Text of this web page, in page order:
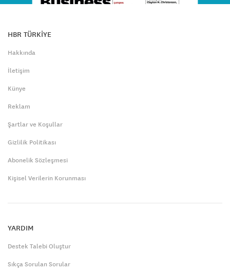
HBR TÜRKİYE
Hakkında
İletişim
Künye
Reklam
Şartlar ve Koşullar
Gizlilik Politikası
Abonelik Sözleşmesi
Kişisel Verilerin Korunması
YARDIM
Destek Talebi Oluştur
Sıkça Sorulan Sorular